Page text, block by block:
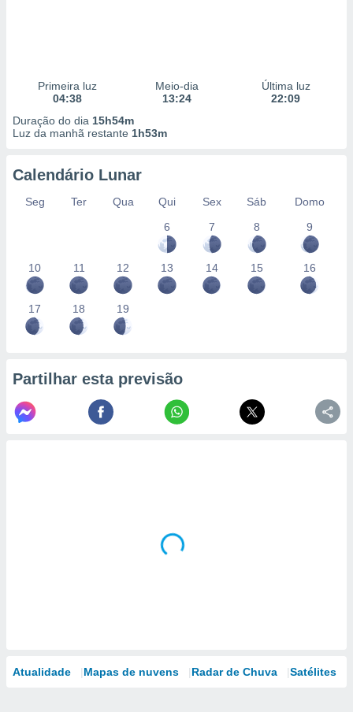
Primeira luz
04:38
Meio-dia
13:24
Última luz
22:09
Duração do dia 15h54m
Luz da manhã restante 1h53m
Calendário Lunar
Seg Ter Qua Qui Sex Sáb
Domo
6
7 8 9
10 11 12 13 14 15 16
17 18 19
Partilhar esta previsão
Atualidade Mapas de nuvens Radar de Chuva Satélites